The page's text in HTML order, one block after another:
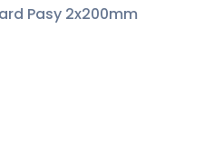
Pasy 2x200mm